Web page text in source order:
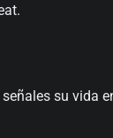
su vida